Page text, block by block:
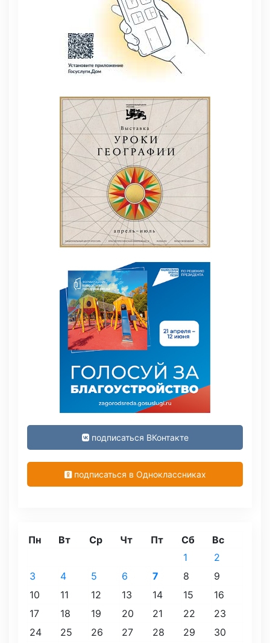
подписаться ВКонтакте
подписаться в Одноклассниках
Пн Вт Ср Чт Пт Сб
Вс
1
2
3
4 5 6 7 8
9
10
11 12 13 14 15
16
17
18 19 20 21 22
23
24
25 26 27 28 29 30